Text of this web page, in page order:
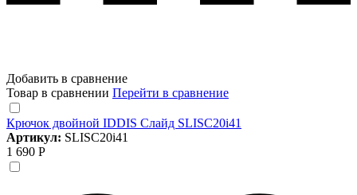
Добавить в сравнение
Товар в сравнении Перейти в сравнение
Крючок двойной IDDIS Слайд SLISC20i41
Артикул: SLISC20i41
1 690 Р